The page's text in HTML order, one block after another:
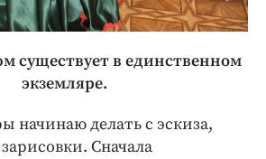
существует в единственном
экземляре.
начинаю делать с эскиза,
Сначала